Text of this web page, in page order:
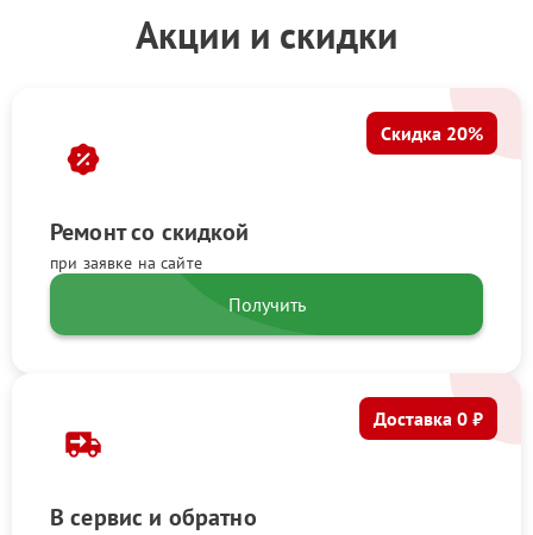
Акции и скидки
Ремонт со скидкой
при заявке на сайте
Скидка 20%
Получить
В сервис и обратно
Доставка 0 ₽